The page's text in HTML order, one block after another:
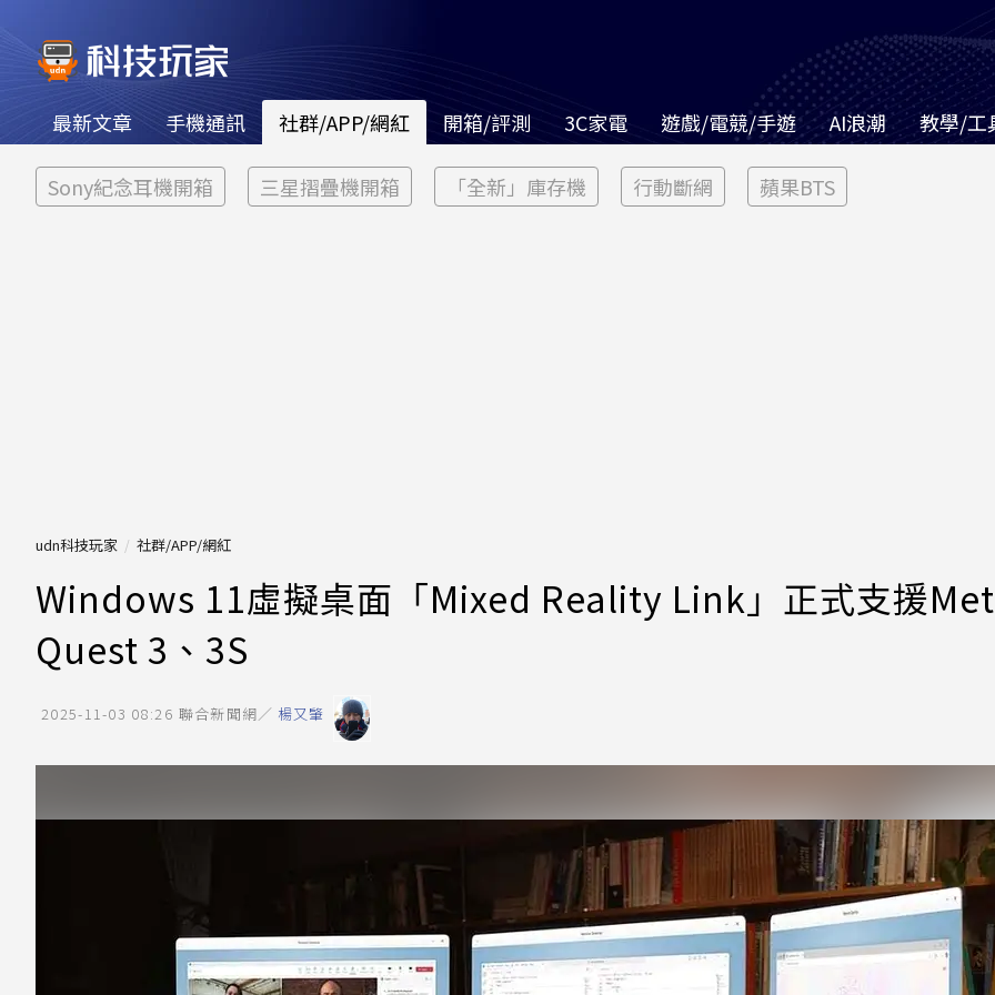
最新文章 手機通訊 社群/APP/網紅 開箱/評測 3C家電 遊戲/電競/手遊 AI浪潮 教學/工
Sony紀念耳機開箱 三星摺疊機開箱 「全新」庫存機 行動斷網 蘋果BTS
udn科技玩家 社群/APP/網紅
Windows 11虛擬桌面「Mixed Reality Link」正式支援
Quest 3、3S
2025-11-03 08:26 聯合新聞網／ 楊又肇